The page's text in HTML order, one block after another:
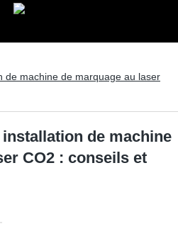
de machine de marquage au laser
de machine
CO2 : conseils et